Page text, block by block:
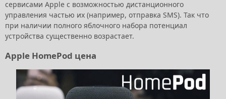
сервисами Apple с возможностью дистанционного
управления частью их (например, отправка SMS). Так что
при наличии полного яблочного набора потенциал
устройства существенно возрастает.
Apple HomePod цена